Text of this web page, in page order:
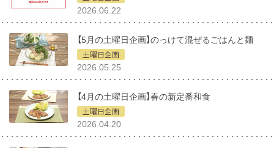
2026.06.22
【5月の土曜日企画】のっけて混ぜるごはんと麺
土曜日企画
2026.05.25
【4月の土曜日企画】春の新定番和食
土曜日企画
2026.04.20